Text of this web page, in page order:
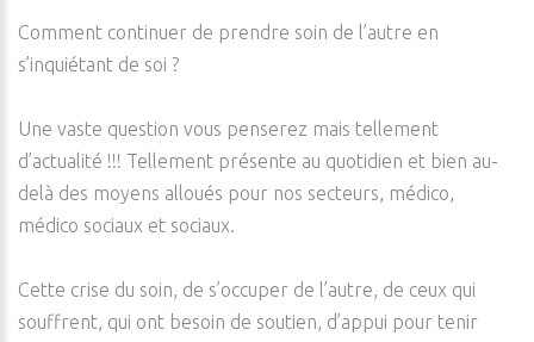
Comment continuer de prendre soin de l’autre en
s’inquiétant de soi ?
Une vaste question vous penserez mais tellement
d’actualité !!! Tellement présente au quotidien et bien au-
delà des moyens alloués pour nos secteurs, médico,
médico sociaux et sociaux.
Cette crise du soin, de s’occuper de l’autre, de ceux qui
souffrent, qui ont besoin de soutien, d’appui pour tenir